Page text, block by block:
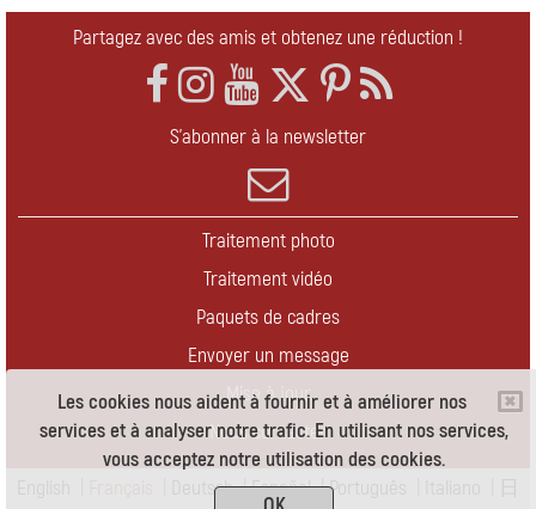
Les cookies nous aident à fournir et à améliorer nos
services et à analyser notre trafic. En utilisant nos services,
vous acceptez notre utilisation des cookies.
Partagez avec des amis et obtenez une réduction !
S'abonner à la newsletter
Traitement photo
Traitement vidéo
Paquets de cadres
Envoyer un message
Mise à jour
Nous contacter
Deutsch|Español|Português